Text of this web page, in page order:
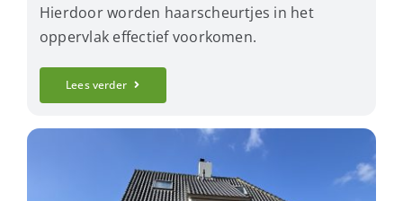
Hierdoor worden haarscheurtjes in het
oppervlak effectief voorkomen.
Lees verder